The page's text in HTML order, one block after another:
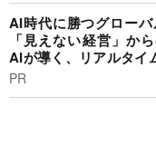
AI時代に勝つグロー
「見えない経営」か
AIが導く、リアルタイ
PR